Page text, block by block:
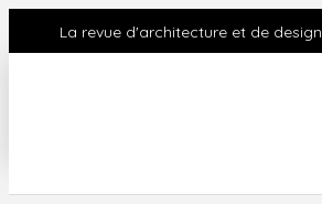
La revue d'architecture et de design